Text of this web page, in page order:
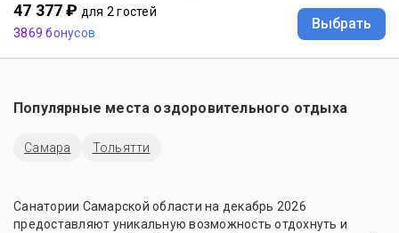
47 377 ₽ для 2 гостей
3869 бонусов
Выбрать
Популярные места оздоровительного отдыха
Самара Тольятти
Санатории Самарской области на декабрь 2026
предоставляют уникальную возможность отдохнуть и